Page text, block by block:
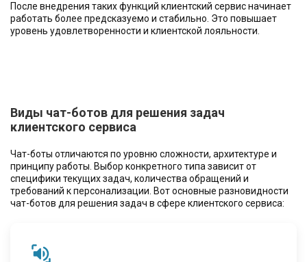
После внедрения таких функций клиентский сервис начинает
работать более предсказуемо и стабильно. Это повышает
уровень удовлетворенности и клиентской лояльности.
Виды чат-ботов для решения задач
клиентского сервиса
Чат-боты отличаются по уровню сложности, архитектуре и
принципу работы. Выбор конкретного типа зависит от
специфики текущих задач, количества обращений и
требований к персонализации. Вот основные разновидности
чат-ботов для решения задач в сфере клиентского сервиса: